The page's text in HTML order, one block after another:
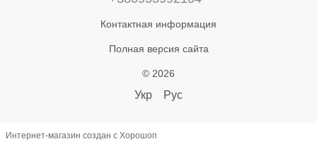
Контактная информация
Полная версия сайта
© 2026
Укр Рус
Интернет-магазин создан с Хорошоп